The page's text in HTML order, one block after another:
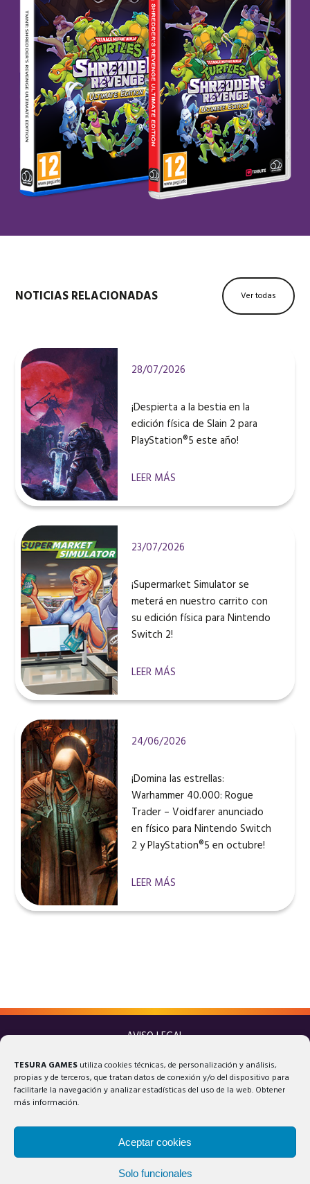
TESURA GAMES utiliza cookies técnicas, de personalización y análisis,
propias y de terceros, que tratan datos de conexión y/o del dispositivo para
facilitarle la navegación y analizar estadísticas del uso de la web. Obtener
más información.
Aceptar cookies
Solo funcionales
NOTICIAS RELACIONADAS Ver todas
28/07/2026
¡Despierta a la bestia en la
edición física de Slain 2 para
PlayStation®5 este año!
LEER MÁS
23/07/2026
¡Supermarket Simulator se
meterá en nuestro carrito con
su edición física para Nintendo
Switch 2!
LEER MÁS
24/06/2026
¡Domina las estrellas:
Warhammer 40.000: Rogue
Trader – Voidfarer anunciado
en físico para Nintendo Switch
2 y PlayStation®5 en octubre!
LEER MÁS
AVISO LEGAL
POLÍTICA DE COOKIES